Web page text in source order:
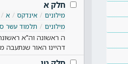
חלק א
מילונים אינדקס א
מילונים
תלמוד עשר
ה ראשונה וה"א
דהיינו האור שנתעבה